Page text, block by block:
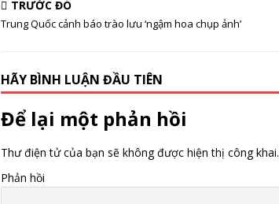
TRƯỚC ĐÓ
Trung Quốc cảnh báo trào lưu ‘ngậm hoa chụp ảnh’
HÃY BÌNH LUẬN ĐẦU TIÊN
Để lại một phản hồi
Thư điện tử của bạn sẽ không được hiện thị công khai.
Phản hồi